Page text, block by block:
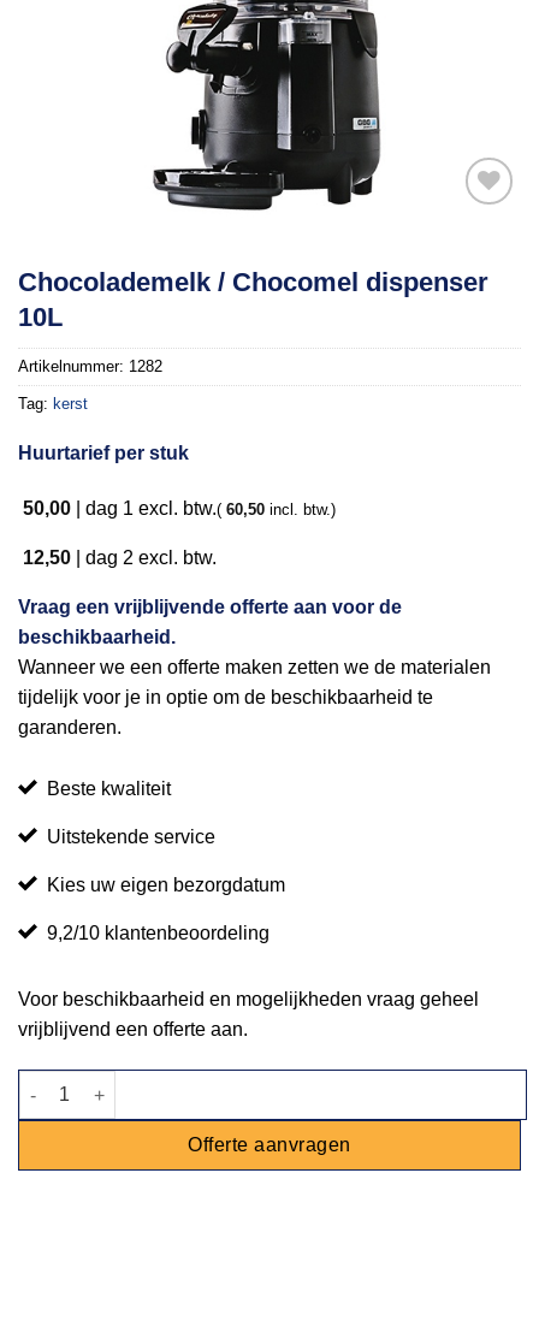
aan
Chocolademelk / Chocomel dispenser
10L
Artikelnummer: 1282
Tag: kerst
Huurtarief per stuk
50,00 dag 1 excl. btw.( 60,50 incl. btw.)
12,50 dag 2 excl. btw.
Vraag een vrijblijvende offerte aan voor de
beschikbaarheid.
Wanneer we een offerte maken zetten we de materialen
tijdelijk voor je in optie om de beschikbaarheid te
garanderen.
Beste kwaliteit
Uitstekende service
Kies uw eigen bezorgdatum
9,2/10 klantenbeoordeling
Voor beschikbaarheid en mogelijkheden vraag geheel
vrijblijvend een offerte aan.
Chocolademelk / Chocomel dispenser 10L aantal
Offerte aanvragen